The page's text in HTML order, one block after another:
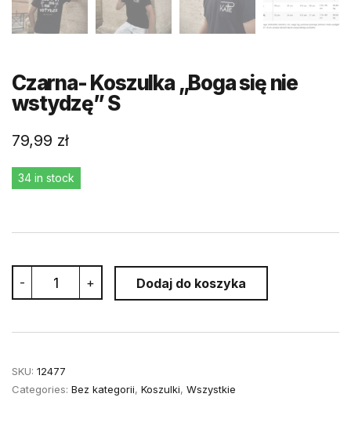
Czarna- Koszulka „Boga się nie
wstydzę” S
79,99 zł
34 in stock
-
Koszulka
"Boga
nie
S
quantity
+ Dodaj do koszyka
SKU: 12477
Categories: Bez kategorii, Koszulki, Wszystkie